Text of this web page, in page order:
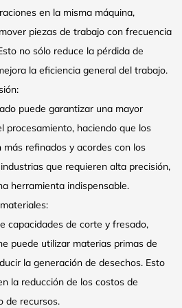
en la misma máquina,
piezas de trabajo con frecuencia
no sólo reduce la pérdida de
la eficiencia general del trabajo.
puede garantizar una mayor
procesamiento, haciendo que los
refinados y acordes con los
que requieren alta precisión,
herramienta indispensable.
capacidades de corte y fresado,
puede utilizar materias primas de
la generación de desechos. Esto
la reducción de los costos de
de recursos.